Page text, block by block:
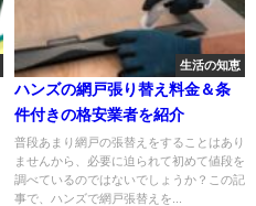
生活の知恵
ハンズの網戸張り替え料金＆条
件付きの格安業者を紹介
普段あまり網戸の張替えをすることはあり
ませんから、必要に迫られて初めて値段を
調べているのではないでしょうか？この記
事で、ハンズで網戸張替えを...